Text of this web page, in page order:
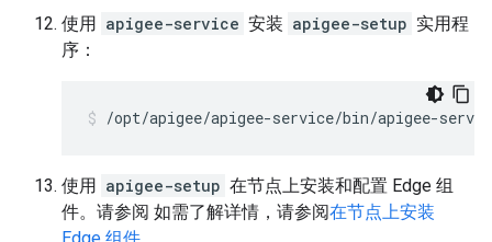
使用 apigee-service 安装 apigee-setup 实用程
序：
/opt/apigee/apigee-service/bin/apigee-
使用 apigee-setup 在节点上安装和配置 Edge 组
件。请参阅 如需了解详情，请参阅在节点上安装